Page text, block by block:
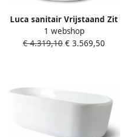
Luca sanitair Vrijstaand Zit
Bad Comfortstone
120x80x76 cm Incl.
1 webshop
€ 4.319,10 € 3.569,50